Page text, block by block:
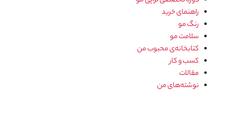
راهنمای خرید
رنگ مو
سلامت مو
کتابخانه‌ی محبوب من
کسب و کار
مقالات
نوشته‌های من